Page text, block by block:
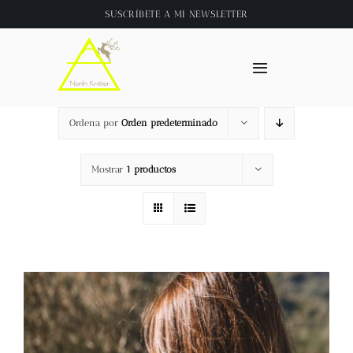
al
SUSCRÍBETE A MI NEWSLETTER
Toggle
Inicio
About
Tienda
Videos
Ordena por Orden predeterminado
Mostrar 1 productos